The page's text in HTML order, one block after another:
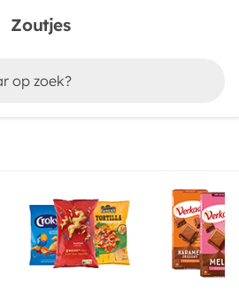
Zoutjes